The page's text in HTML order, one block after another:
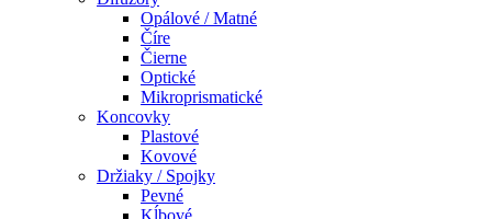
Opálové / Matné
Číre
Čierne
Optické
Mikroprismatické
Koncovky
Plastové
Kovové
Držiaky / Spojky
Pevné
Kĺbové